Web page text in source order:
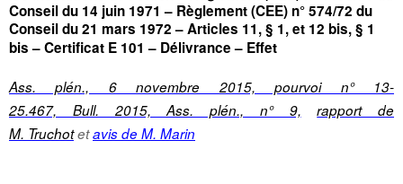
Conseil du 14 juin 1971 – Règlement (CEE) n° 574/72 du
Conseil du 21 mars 1972 – Articles 11, § 1, et 12 bis, § 1
bis – Certificat E 101 – Délivrance – Effet
Ass. plén., 6 novembre 2015, pourvoi n° 13-
25.467, Bull. 2015, Ass. plén., n° 9,
rapport de
M. Truchotetavis de M. Marin